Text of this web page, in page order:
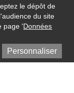
le dépôt de
du site
page 'Données
Personnaliser